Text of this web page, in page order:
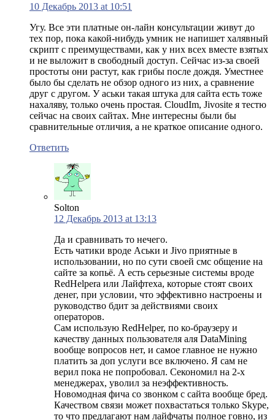
10 Декабрь 2013 at 10:51
Угу. Все эти платные он-лайн консультации живут до
тех пор, пока какой-нибудь умник не напишет халявный
скрипт с преимуществами, как у них всех вместе взятых
и не выложит в свободный доступ. Сейчас из-за своей
простоты они растут, как грибы после дождя. Уместнее
было бы сделать не обзор одного из них, а сравнение
друг с другом. У аськи такая штука для сайта есть тоже
нахаляву, только очень простая. CloudIm, Jivosite я тестю
сейчас на своих сайтах. Мне интересны были бы
сравнительные отличия, а не краткое описание одного.
Ответить
Solton
12 Декабрь 2013 at 13:13
Да и сравнивать то нечего.
Есть чатики вроде Аськи и Jivo приятные в
использовании, но по сути своей смс общение на
сайте за копьё. А есть серьезные системы вроде
RedHelpera или Лайфтеха, которые стоят своих
денег, при условии, что эффективно настроены и
руководство бдит за действиями своих
операторов.
Сам использую RedHelper, по ко-браузеру и
качеству данных пользователя аля DataMining
вообще вопросов нет, и самое главное не нужно
платить за доп услуги все включено. Я сам не
верил пока не попробовал. Секономил на 2-х
менеджерах, уволил за неэффективность.
Новомодная фича со звонком с сайта вообще бред.
Качеством связи может похвастаться только Skype,
то что предлагают нам лайфчаты полное говно, из